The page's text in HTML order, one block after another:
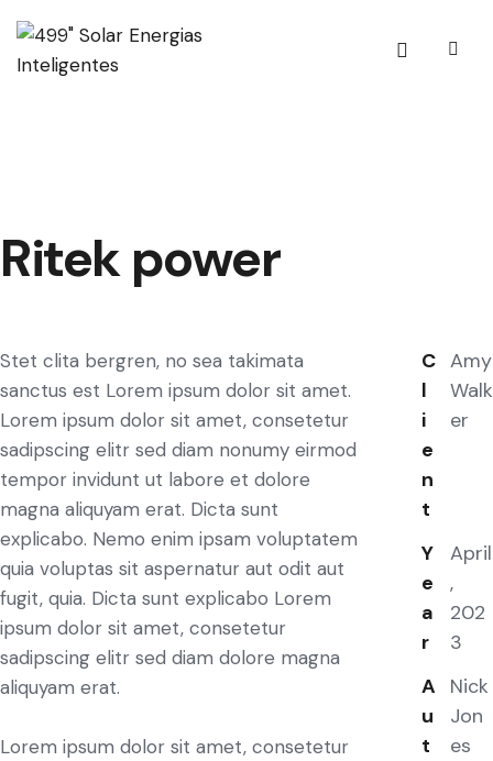
Ritek power
Stet clita bergren, no sea takimata
sanctus est Lorem ipsum dolor sit amet.
Lorem ipsum dolor sit amet, consetetur
sadipscing elitr sed diam nonumy eirmod
tempor invidunt ut labore et dolore
magna aliquyam erat. Dicta sunt
explicabo. Nemo enim ipsam voluptatem
quia voluptas sit aspernatur aut odit aut
fugit, quia. Dicta sunt explicabo Lorem
ipsum dolor sit amet, consetetur
sadipscing elitr sed diam dolore magna
aliquyam erat.
Lorem ipsum dolor sit amet, consetetur
C
l
i
e
n
t
Amy
Walk
er
Y
e
a
r
April
,
202
3
A
u
t
Nick
Jon
es